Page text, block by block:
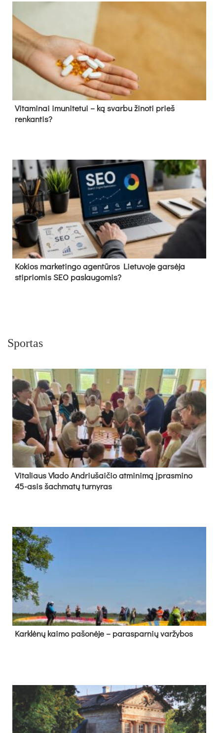
Vitaminai imunitetui – ką svarbu žinoti prieš
renkantis?
Kokios marketingo agentūros Lietuvoje garsėja
stipriomis SEO paslaugomis?
Sportas
Vi­ta­liaus Vla­do And­riu­šai­čio at­mi­ni­mą įpras­mi­no
45-asis šach­ma­tų tur­ny­ras
Kark­lė­nų kai­mo pa­šo­nė­je – pa­ras­par­nių var­žy­bos